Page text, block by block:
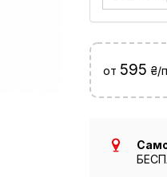
от 595 ₴/